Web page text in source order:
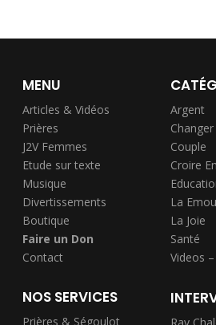
MENU
Articles & Vidéos
Prières
J2V Femmes
Etude sur texte
Musique
Divertissements
Boutique
Faire un Don
Contact
Argent
Changer
Couple
Croire
La
La Joie
Santé
Videos
NOS SERVICES
Prières & Ségoulot